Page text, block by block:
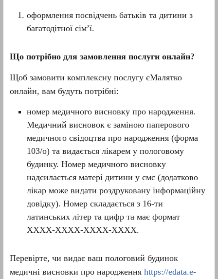
оформлення посвідчень батьків та дитини з
багатодітної сім’ї.
Що потрібно для замовлення послуги онлайн?
Щоб замовити комплексну послугу єМалятко
онлайн, вам будуть потрібні:
номер медичного висновку про народження.
Медичний висновок є заміною паперового
медичного свідоцтва про народження (форма
103/о) та видається лікарем у пологовому
будинку. Номер медичного висновку
надсилається матері дитини у смс (додатково
лікар може видати роздруковану інформаційну
довідку). Номер складається з 16-ти
латинських літер та цифр та має формат
ХХХХ-ХХХХ-ХХХХ-ХХХХ.
Перевірте, чи видає ваш пологовий будинок
медичні висновки про народження https://edata.e-